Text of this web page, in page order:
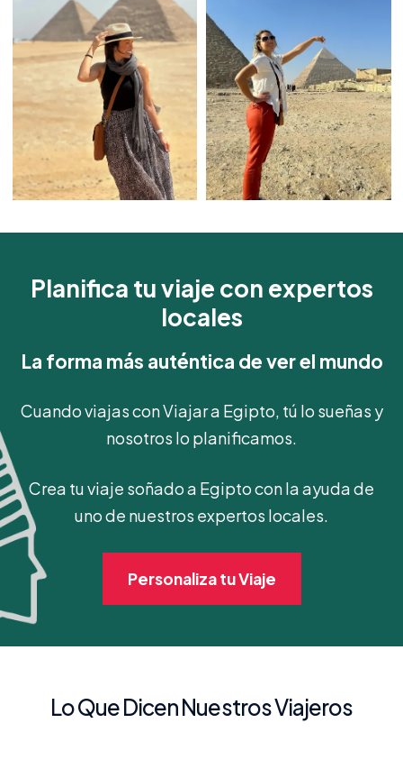
Planifica tu viaje con expertos
locales
La forma más auténtica de ver el mundo
Cuando viajas con Viajar a Egipto, tú lo sueñas y
nosotros lo planificamos.
Crea tu viaje soñado a Egipto con la ayuda de
uno de nuestros expertos locales.
Personaliza tu Viaje
Lo Que Dicen Nuestros Viajeros